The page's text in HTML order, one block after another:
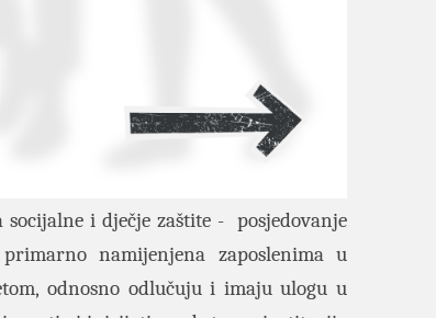
i dječje zaštite - posjedovanje
namijenjena zaposlenima u
odnosno odlučuju i imaju ulogu u